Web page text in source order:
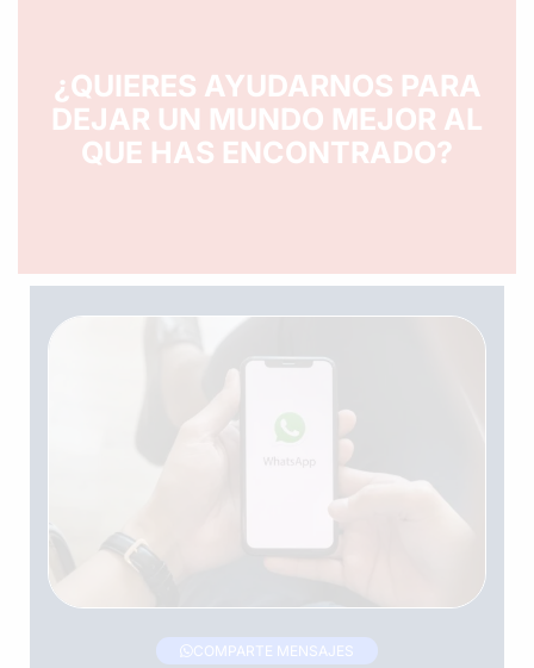
¿QUIERES AYUDARNOS PARA
DEJAR UN MUNDO MEJOR AL
QUE HAS ENCONTRADO?
COMPARTE MENSAJES